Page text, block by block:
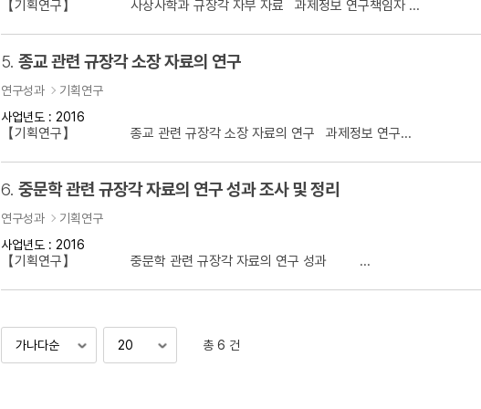
【기획연구】 사상사학과 규장각 자부 자료 과제정보 연구책임자 ...
5. 종교 관련 규장각 소장 자료의 연구
연구성과
기획연구
사업년도 : 2016
【기획연구】 종교 관련 규장각 소장 자료의 연구 과제정보 연구...
6. 중문학 관련 규장각 자료의 연구 성과 조사 및 정리
연구성과
기획연구
사업년도 : 2016
【기획연구】 중문학 관련 규장각 자료의 연구 성과 ...
총 6 건